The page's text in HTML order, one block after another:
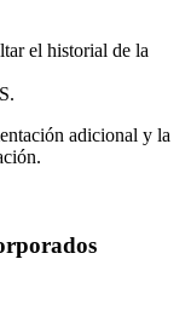
el historial de la
adicional y la